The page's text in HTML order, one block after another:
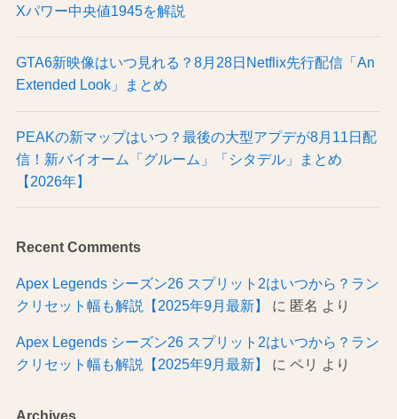
Xパワー中央値1945を解説
GTA6新映像はいつ見れる？8月28日Netflix先行配信「An
Extended Look」まとめ
PEAKの新マップはいつ？最後の大型アプデが8月11日配
信！新バイオーム「グルーム」「シタデル」まとめ
【2026年】
Recent Comments
Apex Legends シーズン26 スプリット2はいつから？ラン
クリセット幅も解説【2025年9月最新】
に 匿名 より
Apex Legends シーズン26 スプリット2はいつから？ラン
クリセット幅も解説【2025年9月最新】
に ペリ より
Archives